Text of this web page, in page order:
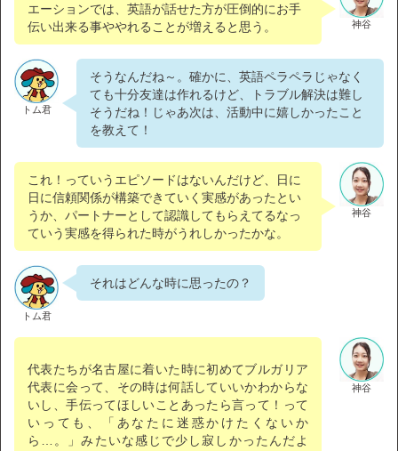
神谷
エーションでは、英語が話せた方が圧倒的にお手
伝い出来る事ややれることが増えると思う。
トム君
そうなんだね～。確かに、英語ペラペラじゃなく
ても十分友達は作れるけど、トラブル解決は難し
そうだね！じゃあ次は、活動中に嬉しかったこと
を教えて！
神谷
これ！っていうエピソードはないんだけど、日に
日に信頼関係が構築できていく実感があったとい
うか、パートナーとして認識してもらえてるなっ
ていう実感を得られた時がうれしかったかな。
トム君
それはどんな時に思ったの？
神谷
代表たちが名古屋に着いた時に初めてブルガリア
代表に会って、その時は何話していいかわからな
いし、手伝ってほしいことあったら言って！って
いっても、「あなたに迷惑かけたくないか
ら…。」みたいな感じで少し寂しかったんだよ